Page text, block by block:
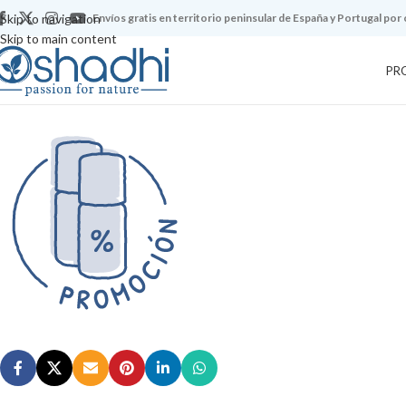
Skip to navigation
Skip to main content
Envíos gratis en territorio peninsular de España y Portugal por